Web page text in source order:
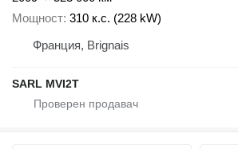
Мощност 310 к.с. (228 kW)
Франция, Brignais
SARL MVI2T